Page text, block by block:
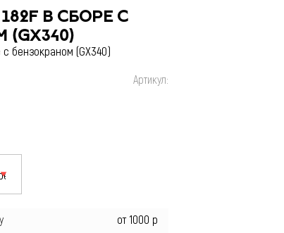
Масла и мотохимия
РАСХОДНИКИ
Запчасти для Питбайка
В СБОРЕ С
бензокраном (GX340)
Артикул:
от 1000 р